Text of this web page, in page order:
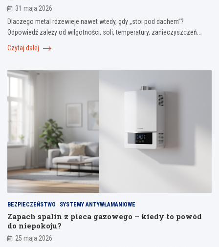
31 maja 2026
Dlaczego metal rdzewieje nawet wtedy, gdy „stoi pod dachem”?
Odpowiedź zależy od wilgotności, soli, temperatury, zanieczyszczeń…
Czytaj dalej
BEZPIECZEŃSTWO SYSTEMY ANTYWŁAMANIOWE
Zapach spalin z pieca gazowego – kiedy to powód
do niepokoju?
25 maja 2026